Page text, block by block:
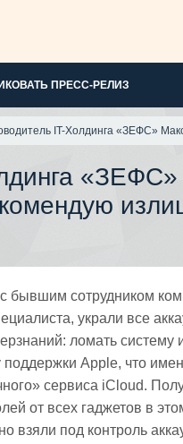
ПРЕСС-РЕЛИЗ
IT-Холдинга «ЗЕФС»
бывшим сотрудником
украли все
ломать систему
Apple, что
сервиса iCloud.
от всех гаджетов в
взяли под контроль